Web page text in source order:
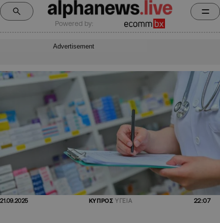
Powered by:
Advertisement
21.09.2025 ΚΥΠΡΟΣ ΥΓΕΙΑ 22:07